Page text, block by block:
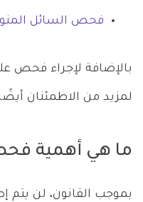
فحص السائل
بالإضافة لإجراء فحص
لمزيد من الاطمئنان
ما هي أهمية
بموجب القانون، لن يتم